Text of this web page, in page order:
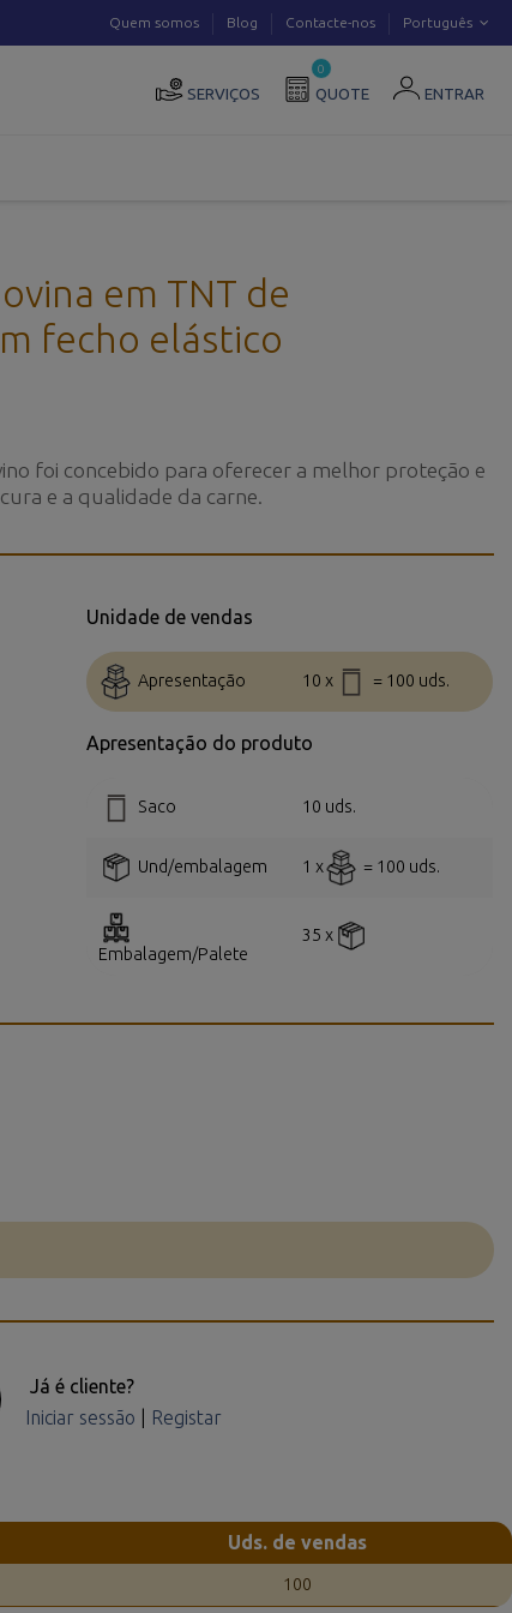
Quem somos Blog Contacte-nos Português
SERVIÇOS QUOTE
0
ENTRAR
em TNT de
fecho elástico
foi concebido para oferecer a melhor proteção e
e a qualidade da carne.
Unidade de vendas
Apresentação 10 x = 100 uds.
Apresentação do produto
Saco 10 uds.
Und/embalagem 1 x = 100 uds.
Embalagem/Palete
35 x
Já é cliente?
Iniciar sessão
Registar
Uds. de vendas
100